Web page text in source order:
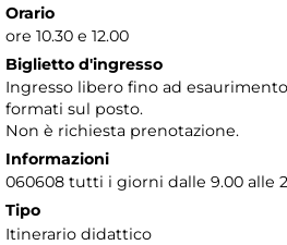
Orario
ore 10.30 e 12.00
Biglietto d'ingresso
Ingresso libero fino ad
formati sul posto.
Non è richiesta prenotazione.
Informazioni
060608 tutti i giorni dalle 9.00 alle
Tipo
Itinerario didattico